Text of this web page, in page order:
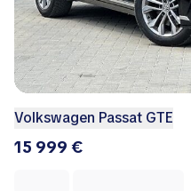
Volkswagen Passat GTE
15 999 €